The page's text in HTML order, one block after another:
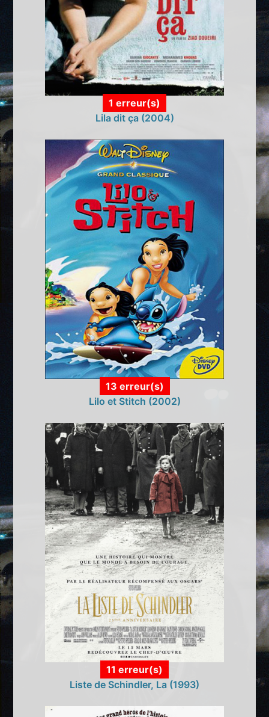
1 erreur(s)
Lila dit ça (2004)
13 erreur(s)
Lilo et Stitch (2002)
11 erreur(s)
Liste de Schindler, La (1993)